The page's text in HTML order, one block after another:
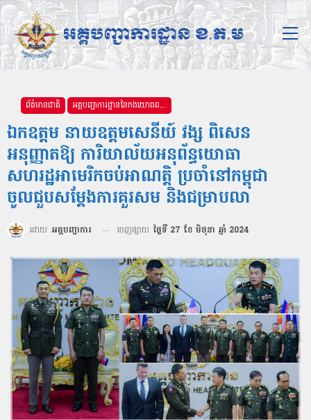
ព័ត៌មានជាតិ អគ្គបញ្ជាការដ្ឋាននៃកងយោធពលខេមរភូមិន្ទ
ឯកឧត្តម នាយឧត្តមសេនីយ៍ វង្ស ពិសេន
អនុញ្ញាតឱ្យ ការិយាល័យអនុព័ន្ធយោធា
សហរដ្ឋអាមេរិកចប់អាណត្តិ ប្រចាំនៅកម្ពុជា
ចូលជួបសម្តែងការគួរសម និងជម្រាបលា
ដោយ អគ្គបញ្ជាការ ចេញផ្សាយ ថ្ងៃទី 27 ខែ មិថុនា ឆ្នាំ 2024